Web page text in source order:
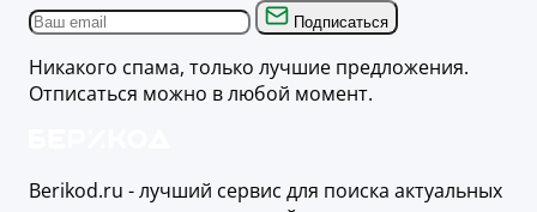
Подписаться
Никакого спама, только лучшие предложения.
Отписаться можно в любой момент.
Berikod.ru - лучший сервис для поиска актуальных